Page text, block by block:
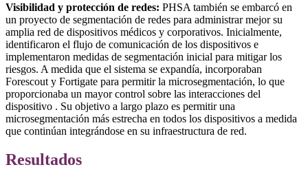
Visibilidad y protección de redes: PHSA también se embarcó en
un proyecto de segmentación de redes para administrar mejor su
amplia red de dispositivos médicos y corporativos. Inicialmente,
identificaron el flujo de comunicación de los dispositivos e
implementaron medidas de segmentación inicial para mitigar los
riesgos. A medida que el sistema se expandía, incorporaban
Forescout y Fortigate para permitir la microsegmentación, lo que
proporcionaba un mayor control sobre las interacciones del
dispositivo . Su objetivo a largo plazo es permitir una
microsegmentación más estrecha en todos los dispositivos a medida
que continúan integrándose en su infraestructura de red.
Resultados